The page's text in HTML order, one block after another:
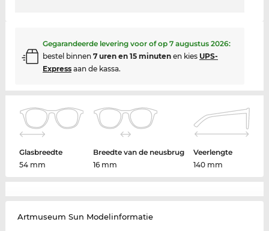
Gegarandeerde levering voor of op 7 augustus 2026:
bestel binnen 7 uren en 15 minutenen kies UPS-
Expressaan de kassa.
Glasbreedte
54 mm
Breedte van de neusbrug
16 mm
Veerlengte
140 mm
Artmuseum Sun Modelinformatie